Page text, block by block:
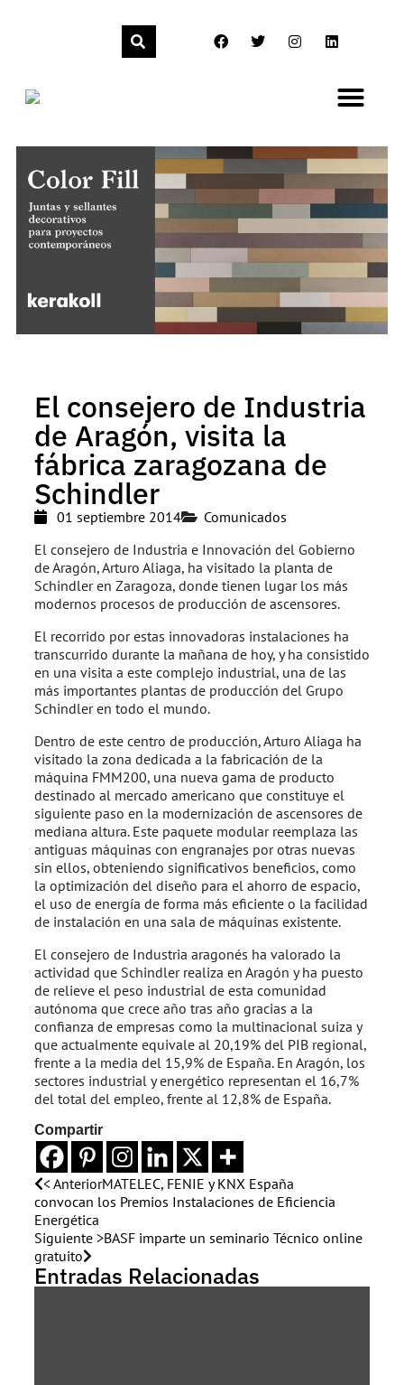
El consejero de Industria
de Aragón, visita la
fábrica zaragozana de
Schindler
01 septiembre 2014
Comunicados
El consejero de Industria e Innovación del Gobierno
de Aragón, Arturo Aliaga, ha visitado la planta de
Schindler en Zaragoza, donde tienen lugar los más
modernos procesos de producción de ascensores.
El recorrido por estas innovadoras instalaciones ha
transcurrido durante la mañana de hoy, y ha consistido
en una visita a este complejo industrial, una de las
más importantes plantas de producción del Grupo
Schindler en todo el mundo.
Dentro de este centro de producción, Arturo Aliaga ha
visitado la zona dedicada a la fabricación de la
máquina FMM200, una nueva gama de producto
destinado al mercado americano que constituye el
siguiente paso en la modernización de ascensores de
mediana altura. Este paquete modular reemplaza las
antiguas máquinas con engranajes por otras nuevas
sin ellos, obteniendo significativos beneficios, como
la optimización del diseño para el ahorro de espacio,
el uso de energía de forma más eficiente o la facilidad
de instalación en una sala de máquinas existente.
El consejero de Industria aragonés ha valorado la
actividad que Schindler realiza en Aragón y ha puesto
de relieve el peso industrial de esta comunidad
autónoma que crece año tras año gracias a la
confianza de empresas como la multinacional suiza y
que actualmente equivale al 20,19% del PIB regional,
frente a la media del 15,9% de España. En Aragón, los
sectores industrial y energético representan el 16,7%
del total del empleo, frente al 12,8% de España.
Compartir
< AnteriorMATELEC, FENIE y KNX España
convocan los Premios Instalaciones de Eficiencia
Energética
Siguiente >BASF imparte un seminario Técnico online
gratuito
Entradas Relacionadas